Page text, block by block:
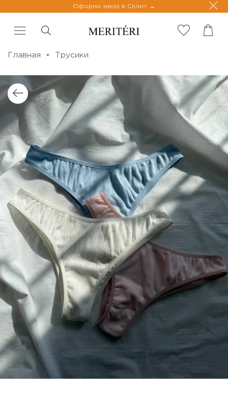
Оформи заказ в Сплит
Главная Трусики